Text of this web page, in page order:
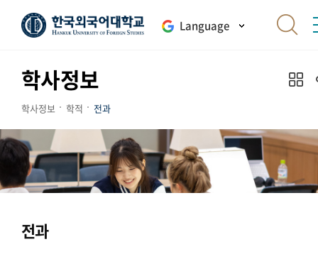
Language
학사정보
학사정보 학적 전과
전과